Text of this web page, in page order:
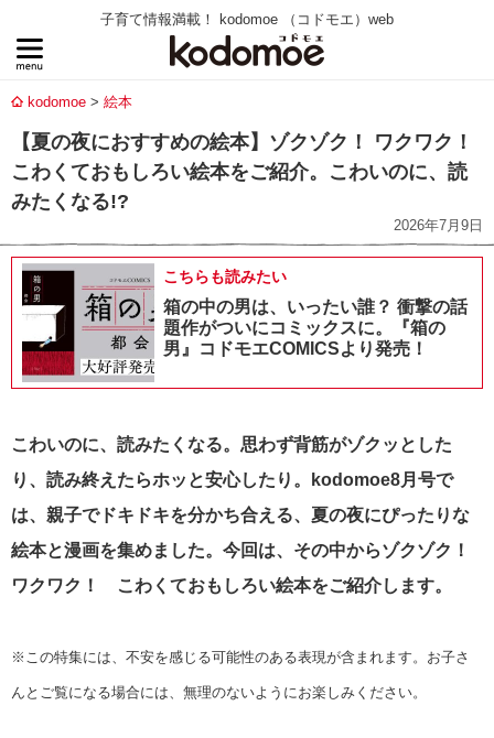
子育て情報満載！ kodomoe （コドモエ）web
kodomoe 絵本
【夏の夜におすすめの絵本】ゾクゾク！ ワクワク！
こわくておもしろい絵本をご紹介。こわいのに、読
みたくなる!?
2026年7月9日
こちらも読みたい
箱の中の男は、いったい誰？ 衝撃の話
題作がついにコミックスに。『箱の
男』コドモエCOMICSより発売！
こわいのに、読みたくなる。思わず背筋がゾクッとした
り、読み終えたらホッと安心したり。kodomoe8月号で
は、親子でドキドキを分かち合える、夏の夜にぴったりな
絵本と漫画を集めました。今回は、その中からゾクゾク！
ワクワク！ こわくておもしろい絵本をご紹介します。
※この特集には、不安を感じる可能性のある表現が含まれます。お子さ
んとご覧になる場合には、無理のないようにお楽しみください。